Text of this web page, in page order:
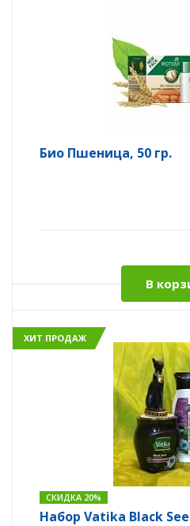
Био Пшеница, 50 гр.
В
ХИТ ПРОДАЖ
СКИДКА 20%
Набор Vatika Black